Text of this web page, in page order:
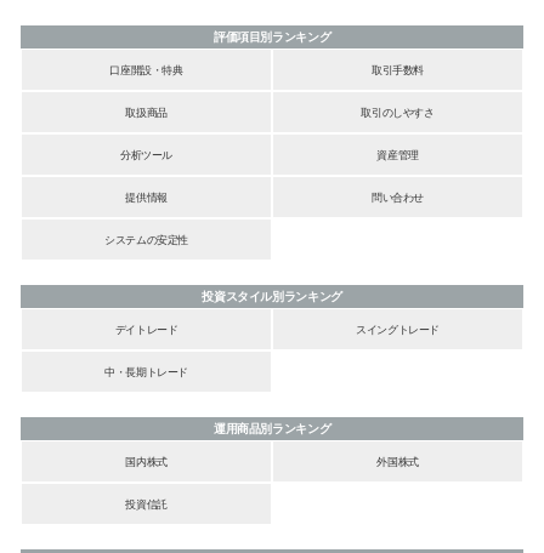
評価項目別ランキング
口座開設・特典
取引手数料
取扱商品 取引のしやすさ
分析ツール 資産管理
提供情報 問い合わせ
システムの安定性
投資スタイル別ランキング
デイトレード
スイングトレード
中・長期トレード
運用商品別ランキング
国内株式
外国株式
投資信託